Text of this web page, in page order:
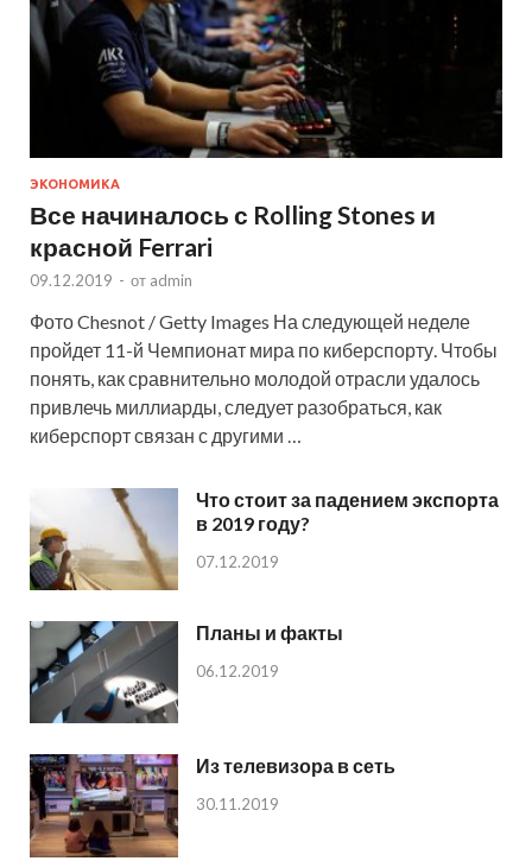
ЭКОНОМИКА
Все начиналось с Rolling Stones и
красной Ferrari
09.12.2019 - от admin
Фото Chesnot / Getty Images На следующей неделе
пройдет 11-й Чемпионат мира по киберспорту. Чтобы
понять, как сравнительно молодой отрасли удалось
привлечь миллиарды, следует разобраться, как
киберспорт связан с другими …
Что стоит за падением экспорта
в 2019 году?
07.12.2019
Планы и факты
06.12.2019
Из телевизора в сеть
30.11.2019